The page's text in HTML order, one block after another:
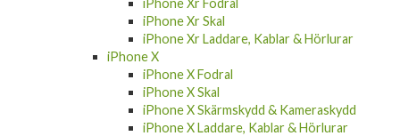
iPhone Xr Skal
iPhone Xr Laddare, Kablar & Hörlurar
iPhone X
iPhone X Fodral
iPhone X Skal
iPhone X Skärmskydd & Kameraskydd
iPhone X Laddare, Kablar & Hörlurar